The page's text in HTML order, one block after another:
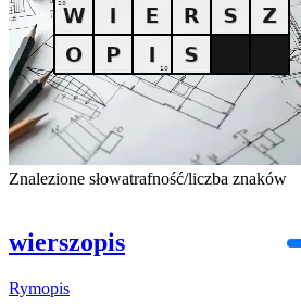
Znalezione słowatrafność/liczba znaków
wierszopis
Rymopis